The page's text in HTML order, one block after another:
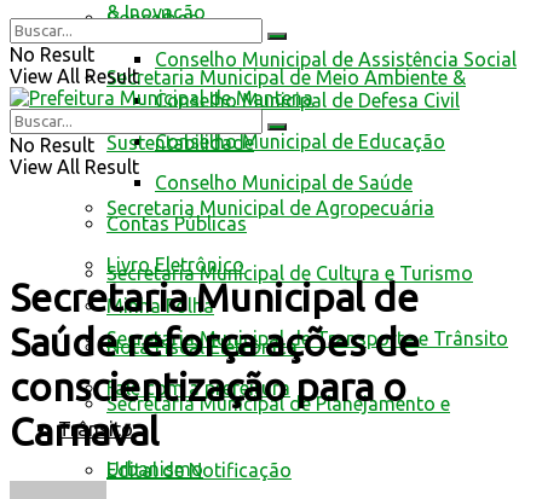
Conselhos
Conselho Municipal de Assistência Social
Conselho Municipal de Defesa Civil
Conselho Municipal de Educação
Conselho Municipal de Saúde
Contas Públicas
Livro Eletrônico
Minha Folha
Nota Fiscal Eletrônica
Fale com a prefeitura
Trânsito
Edital de Notificação
& Inovação
Secretaria Municipal de Meio Ambiente &
Sustentabilidade
Secretaria Municipal de Agropecuária
Secretaria Municipal de Cultura e Turismo
Secretaria Municipal de Transporte e Trânsito
Secretaria Municipal de Planejamento e
Urbanismo
No Result
View All Result
No Result
View All Result
Secretaria Municipal de
Saúde reforça ações de
conscientização para o
Carnaval